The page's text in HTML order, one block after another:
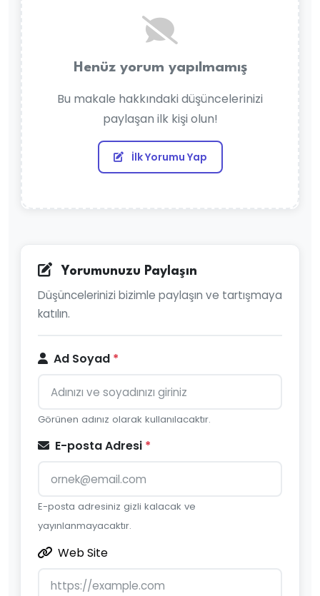
Henüz yorum yapılmamış
Bu makale hakkındaki düşüncelerinizi
paylaşan ilk kişi olun!
İlk Yorumu Yap
Yorumunuzu Paylaşın
Düşüncelerinizi bizimle paylaşın ve tartışmaya
katılın.
Ad Soyad *
Görünen adınız olarak kullanılacaktır.
E-posta Adresi *
E-posta adresiniz gizli kalacak ve
yayınlanmayacaktır.
Web Site